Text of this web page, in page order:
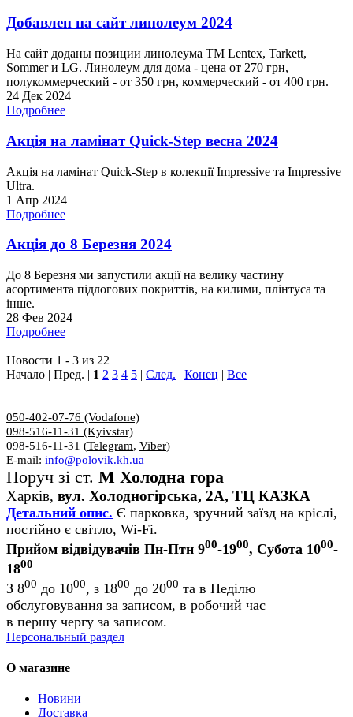
Добавлен на сайт линолеум 2024
На сайт доданы позиции линолеума ТМ Lentex, Tarkett,
Sommer и LG. Линолеум для дома - цена от 270 грн,
полукоммерческий - от 350 грн, коммерческий - от 400 грн.
24 Дек 2024
Подробнее
Акція на ламінат Quick-Step весна 2024
Акція на ламінат Quick-Step в колекції Impressive та Impressive
Ultra.
1 Апр 2024
Подробнее
Акція до 8 Березня 2024
До 8 Березня ми запустили акції на велику частину
асортимента підлогових покриттів, на килими, плінтуса та
інше.
28 Фев 2024
Подробнее
Новости 1 - 3 из 22
Начало | Пред. | 1 2 3 4 5 | След. | Конец | Все
050-402-07-76 (Vodafone)
098-516-11-31 (Kyivstar)
098-516-11-31 (Telegram, Viber)
E-mail: info@polovik.kh.ua
Поруч зі ст. М Холодна гора
Харків, вул. Холодногірська, 2А, ТЦ КАЗКА
Детальний опис. Є парковка, зручний заїзд на кріслі,
постійно є світло, Wi-Fi.
Прийом відвідувачів Пн-Птн 900-1900, Субота 1000-
1800
З 800 до 1000, з 1800 до 2000 та в Неділю
обслуговування за записом, в робочий час
в першу чергу за записом.
Персональный раздел
О магазине
Новини
Доставка